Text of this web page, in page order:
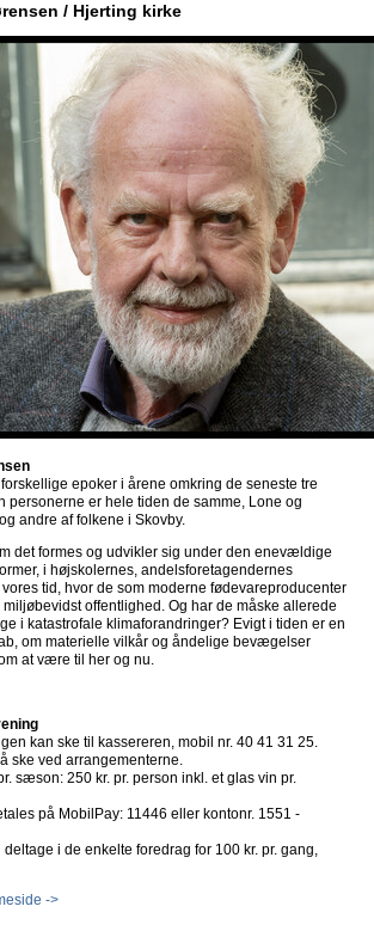
/ Hjerting kirke
epoker i årene omkring de seneste tre
personerne er hele tiden de samme, Lone og
andre af folkene i Skovby.
det formes og udvikler sig under den enevældige
i højskolernes, andelsforetagendernes
tid, hvor de som moderne fødevareproducenter
offentlighed. Og har de måske allerede
i katastrofale klimaforandringer? Evigt i tiden er en
om materielle vilkår og åndelige bevægelser
at være til her og nu.
kan ske til kassereren, mobil nr. 40 41 31 25.
ske ved arrangementerne.
sæson: 250 kr. pr. person inkl. et glas vin pr.
på MobilPay: 11446 eller kontonr. 1551 -
deltage i de enkelte foredrag for 100 kr. pr. gang,
->